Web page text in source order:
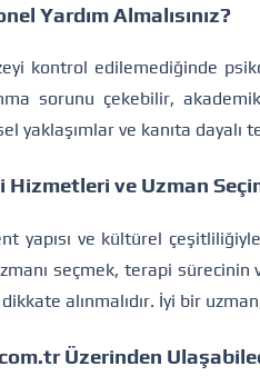
Yardım Almalısınız?
kontrol edilemediğinde
sorunu çekebilir,
yaklaşımlar ve kanıta dayalı
Hizmetleri ve Uzman
yapısı ve kültürel
seçmek, terapi
dikkate alınmalıdır. İyi bir
Üzerinden